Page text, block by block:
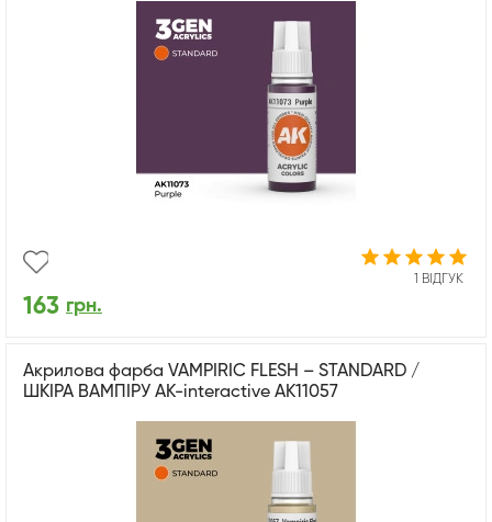
1 ВІДГУК
163 грн.
Акрилова фарба VAMPIRIC FLESH – STANDARD /
ШКІРА ВАМПІРУ AK-interactive AK11057